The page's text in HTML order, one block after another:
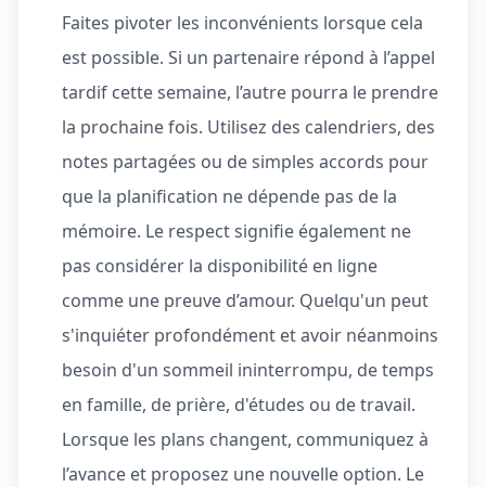
Faites pivoter les inconvénients lorsque cela
est possible. Si un partenaire répond à l’appel
tardif cette semaine, l’autre pourra le prendre
la prochaine fois. Utilisez des calendriers, des
notes partagées ou de simples accords pour
que la planification ne dépende pas de la
mémoire. Le respect signifie également ne
pas considérer la disponibilité en ligne
comme une preuve d’amour. Quelqu'un peut
s'inquiéter profondément et avoir néanmoins
besoin d'un sommeil ininterrompu, de temps
en famille, de prière, d'études ou de travail.
Lorsque les plans changent, communiquez à
l’avance et proposez une nouvelle option. Le